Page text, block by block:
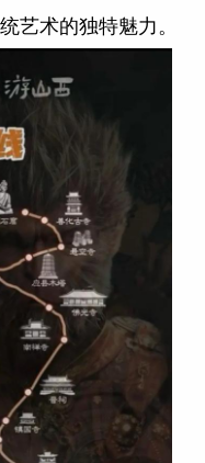
艺术的独特魅力。